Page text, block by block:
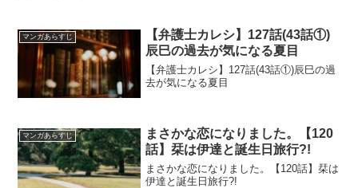
マンガあらすじ
【弁護士カレシ】127話(43話①)
辰巳の過去が気になる夏目
【弁護士カレシ】127話(43話①)辰巳の過
去が気になる夏目
マンガあらすじ
まさかな恋になりました。【120
話】栞は伊達と誕生日旅行?!
まさかな恋になりました。【120話】栞は
伊達と誕生日旅行?!